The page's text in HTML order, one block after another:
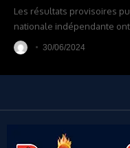
Les résultats provisoires
nationale indépendante
30/06/2024